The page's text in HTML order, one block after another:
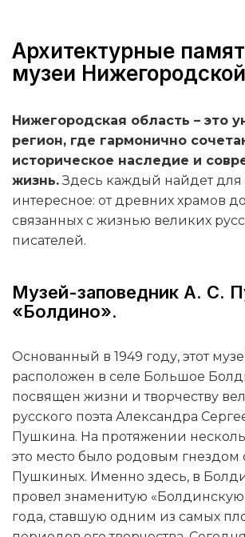
Архитектурные
музеи
Нижегородская область – это
регион, где гармонично
историческое наследие и
жизнь.Здесь каждый найдет для
интересное: от древних храмов
связанных с жизнью великих
писателей.
Музей-заповедник А. С.
«Болдино».
Основанный в 1949 году, этот
расположен в селе Большое
посвящен жизни и творчеству
русского поэта Александра
Пушкина. На протяжении
это место было родовым гнездом
Пушкиных. Именно здесь, в
провел знаменитую «Болдинскую
года, ставшую одним из самых